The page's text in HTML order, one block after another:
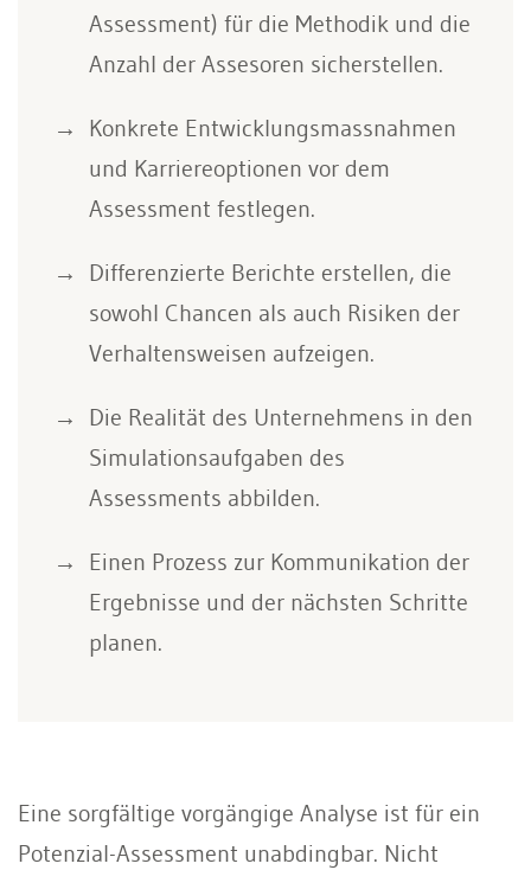
Assessment) für die Methodik und die
Anzahl der Assesoren sicherstellen.
Konkrete Entwicklungsmassnahmen
und Karriereoptionen vor dem
Assessment festlegen.
Differenzierte Berichte erstellen, die
sowohl Chancen als auch Risiken der
Verhaltensweisen aufzeigen.
Die Realität des Unternehmens in den
Simulationsaufgaben des
Assessments abbilden.
Einen Prozess zur Kommunikation der
Ergebnisse und der nächsten Schritte
planen.
Eine sorgfältige vorgängige Analyse ist für ein
Potenzial-Assessment unabding­bar. Nicht